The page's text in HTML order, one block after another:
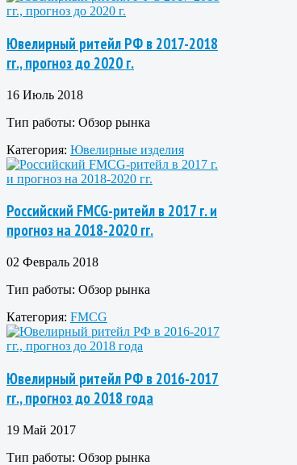
Ювелирный ритейл РФ в 2017-2018
гг., прогноз до 2020 г.
16 Июль 2018
Тип работы: Обзор рынка
Категория: Ювелирные изделия
Российский FMCG-ритейл в 2017 г. и
прогноз на 2018-2020 гг.
02 Февраль 2018
Тип работы: Обзор рынка
Категория: FMCG
Ювелирный ритейл РФ в 2016-2017
гг., прогноз до 2018 года
19 Май 2017
Тип работы: Обзор рынка